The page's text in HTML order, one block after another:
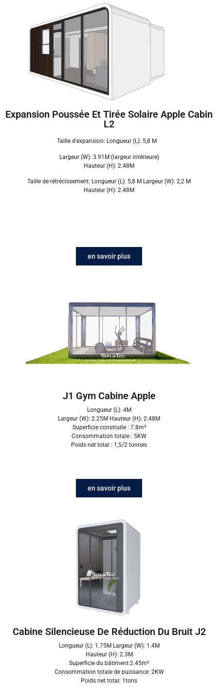
Expansion Poussée Et Tirée Solaire Apple Cabin
L2
Taille d'expansion: Longueur (L): 5,8 M
Largeur (W): 3.91M (largeur intérieure)
Hauteur (H): 2.48M
Taille de rétrécissement: Longueur (L): 5,8 M Largeur (W): 2,2 M
Hauteur (H): 2.48M
en savoir plus
J1 Gym Cabine Apple
Longueur (L): 4M
Largeur (W): 2.25M Hauteur (H): 2.48M
Superficie construite : 7.8m²
Consommation totale : 5KW
Poids net total : 1,5/2 tonnes
en savoir plus
Cabine Silencieuse De Réduction Du Bruit J2
Longueur (L): 1.75M Largeur (W): 1.4M
Hauteur (H): 2.3M
Superficie du bâtiment:2.45m²
Consommation totale de puissance: 2KW
Poids net total: 1tons